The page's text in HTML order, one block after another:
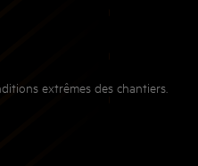
extrêmes des chantiers.